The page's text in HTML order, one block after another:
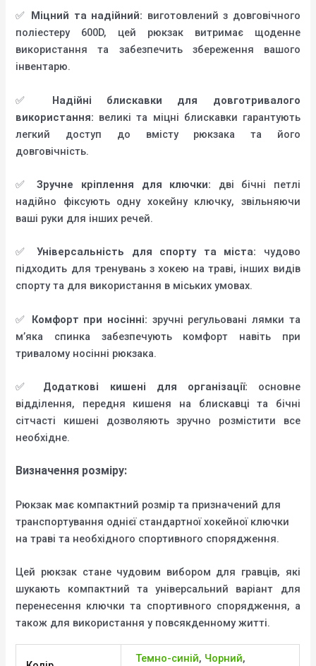
✅ Міцний та надійний: виготовлений з довговічного
поліестеру 600D, цей рюкзак витримає щоденне
використання та забезпечить збереження вашого
інвентарю.
✅ Надійні блискавки для довготривалого
використання: великі та міцні блискавки гарантують
легкий доступ до вмісту рюкзака та його
довговічність.
✅Зручне кріплення для ключки: дві бічні петлі
надійно фіксують одну хокейну ключку, звільняючи
ваші руки для інших речей.
✅Універсальність для спорту та міста: чудово
підходить для тренувань з хокею на траві, інших видів
спорту та для використання в міських умовах.
✅ Комфорт при носінні: зручні регульовані лямки та
м’яка спинка забезпечують комфорт навіть при
тривалому носінні рюкзака.
✅ Додаткові кишені для організації: основне
відділення, передня кишеня на блискавці та бічні
сітчасті кишені дозволяють зручно розмістити все
необхідне.
Визначення розміру:
Рюкзак має компактний розмір та призначений для
транспортування однієї стандартної хокейної ключки
на траві та необхідного спортивного спорядження.
Цей рюкзак стане чудовим вибором для гравців, які
шукають компактний та універсальний варіант для
перенесення ключки та спортивного спорядження, а
також для використання у повсякденному житті.
Темно-синій, Чорний,